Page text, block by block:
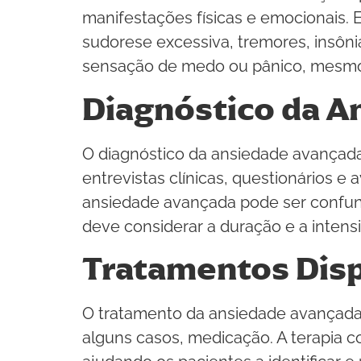
manifestações físicas e emocionais.
sudorese excessiva, tremores,
sensação de medo ou pânico,
Diagnóstico da
O diagnóstico da ansiedade
entrevistas clínicas, questionários e
ansiedade avançada pode ser
deve considerar a duração e a
Tratamentos
O tratamento da ansiedade
alguns casos, medicação. A terapia